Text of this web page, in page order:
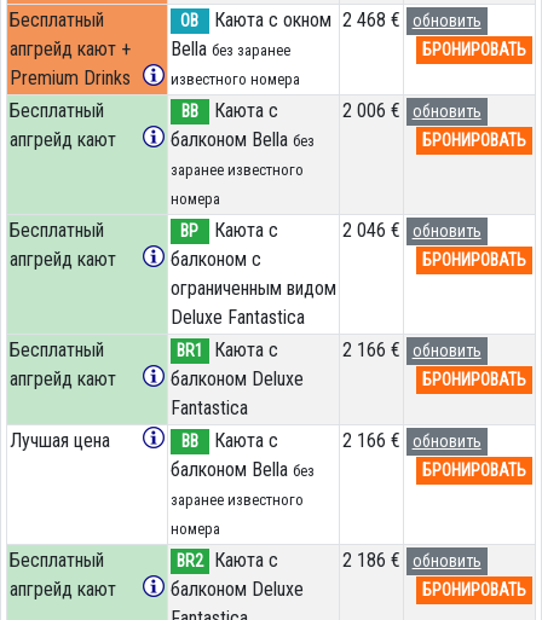
Бесплатный
апгрейд кают +
Premium Drinks
OB
Каюта с окном
Bella без заранее
известного номера
2 468 €
обновить
БРОНИРОВАТЬ
Бесплатный
апгрейд кают
BB
Каюта с
балконом Bella без
заранее известного
номера
2 006 €
обновить
БРОНИРОВАТЬ
Бесплатный
апгрейд кают
BP
Каюта с
балконом c
ограниченным видом
Deluxe Fantastica
2 046 €
обновить
БРОНИРОВАТЬ
Бесплатный
апгрейд кают
BR1
Каюта с
балконом Deluxe
Fantastica
2 166 €
обновить
БРОНИРОВАТЬ
Лучшая цена BB
Каюта с
балконом Bella без
заранее известного
номера
2 166 €
обновить
БРОНИРОВАТЬ
Бесплатный
апгрейд кают
BR2
Каюта с
балконом Deluxe
2 186 €
обновить
БРОНИРОВАТЬ